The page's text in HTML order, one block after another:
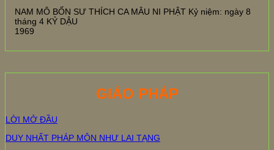
NAM MÔ BỔN SƯ THÍCH CA MÂU NI PHẬT Kỷ niệm: ngày 8
tháng 4 KỶ DẬU
1969
GIÁO PHÁP
LỜI MỞ ĐẦU
DUY NHẤT PHÁP MÔN NHƯ LAI TẠNG